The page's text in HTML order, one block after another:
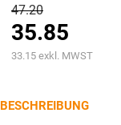
47.20Ursprünglicher
Preis
war:
35.85
Aktueller
ist:
33.15 exkl. MWST
BESCHREIBUNG